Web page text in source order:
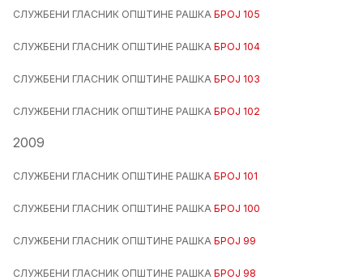
СЛУЖБЕНИ ГЛАСНИК ОПШТИНЕ РАШКА БРОЈ 105
СЛУЖБЕНИ ГЛАСНИК ОПШТИНЕ РАШКА БРОЈ 104
СЛУЖБЕНИ ГЛАСНИК ОПШТИНЕ РАШКА БРОЈ 103
СЛУЖБЕНИ ГЛАСНИК ОПШТИНЕ РАШКА БРОЈ 102
2009
СЛУЖБЕНИ ГЛАСНИК ОПШТИНЕ РАШКА БРОЈ 101
СЛУЖБЕНИ ГЛАСНИК ОПШТИНЕ РАШКА БРОЈ 100
СЛУЖБЕНИ ГЛАСНИК ОПШТИНЕ РАШКА БРОЈ 99
СЛУЖБЕНИ ГЛАСНИК ОПШТИНЕ РАШКА БРОЈ 98